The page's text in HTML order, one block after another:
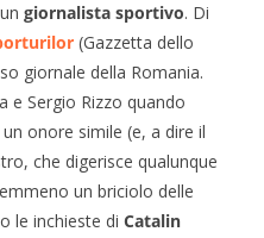
giornalista sportivo. Di
(Gazzetta dello
giornale della Romania.
e Sergio Rizzo quando
onore simile (e, a dire il
che digerisce qualunque
un briciolo delle
le inchieste di Catalin